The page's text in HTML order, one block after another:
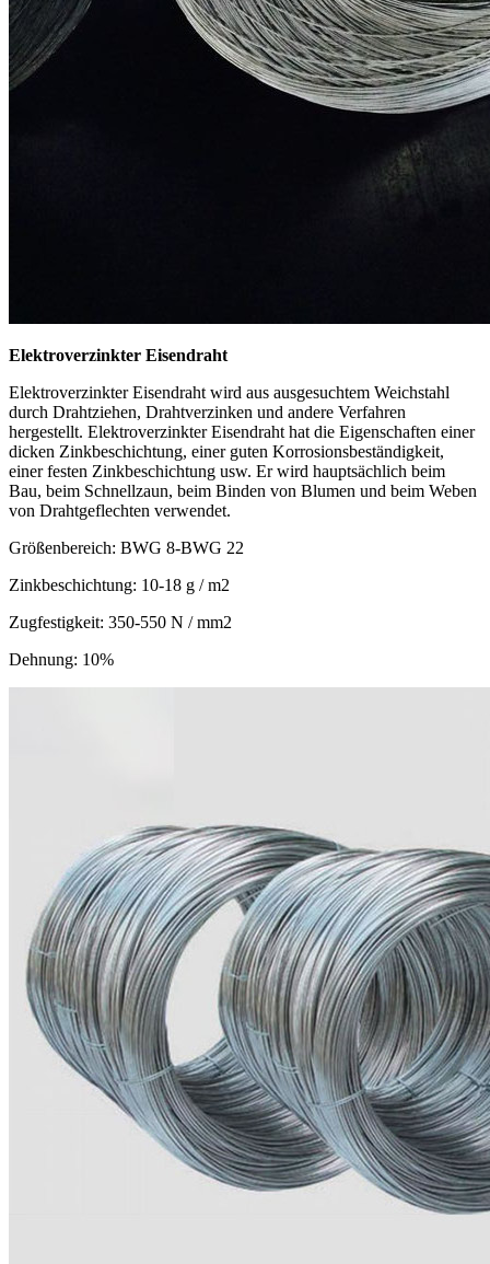
Elektroverzinkter Eisendraht
Elektroverzinkter Eisendraht wird aus ausgesuchtem Weichstahl
durch Drahtziehen, Drahtverzinken und andere Verfahren
hergestellt. Elektroverzinkter Eisendraht hat die Eigenschaften einer
dicken Zinkbeschichtung, einer guten Korrosionsbeständigkeit,
einer festen Zinkbeschichtung usw. Er wird hauptsächlich beim
Bau, beim Schnellzaun, beim Binden von Blumen und beim Weben
von Drahtgeflechten verwendet.
Größenbereich: BWG 8-BWG 22
Zinkbeschichtung: 10-18 g / m2
Zugfestigkeit: 350-550 N / mm2
Dehnung: 10%